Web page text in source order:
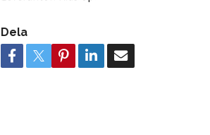
Dela